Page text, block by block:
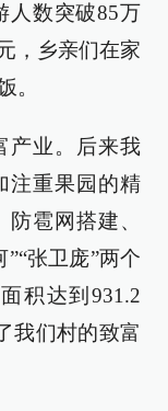
人数突破85万
，乡亲们在家
。
产业。后来我
注重果园的精
雹网搭建、
张卫庞”两个
积达到931.2
我们村的致富